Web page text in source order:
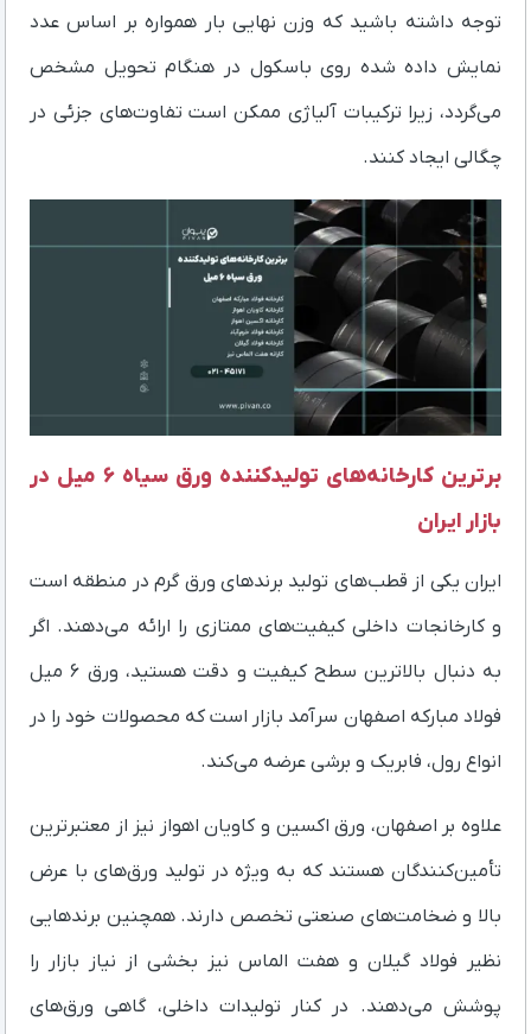
توجه داشته باشید که وزن نهایی بار همواره بر اساس عدد
نمایش داده شده روی باسکول در هنگام تحویل مشخص
می‌گردد، زیرا ترکیبات آلیاژی ممکن است تفاوت‌های جزئی در
چگالی ایجاد کنند.
برترین کارخانه‌های تولیدکننده ورق سیاه ۶ میل در
بازار ایران
ایران یکی از قطب‌های تولید برندهای ورق گرم در منطقه است
و کارخانجات داخلی کیفیت‌های ممتازی را ارائه می‌دهند. اگر
به دنبال بالاترین سطح کیفیت و دقت هستید، ورق ۶ میل
فولاد مبارکه اصفهان سرآمد بازار است که محصولات خود را در
انواع رول، فابریک و برشی عرضه می‌کند.
علاوه بر اصفهان، ورق اکسین و کاویان اهواز نیز از معتبرترین
تأمین‌کنندگان هستند که به ویژه در تولید ورق‌های با عرض
بالا و ضخامت‌های صنعتی تخصص دارند. همچنین برندهایی
نظیر فولاد گیلان و هفت الماس نیز بخشی از نیاز بازار را
پوشش می‌دهند. در کنار تولیدات داخلی، گاهی ورق‌های